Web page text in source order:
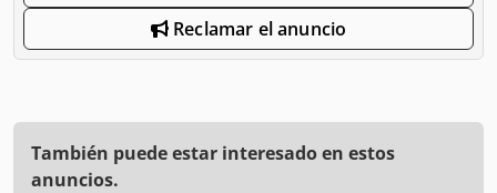
Reclamar el anuncio
También puede estar interesado en estos
anuncios.